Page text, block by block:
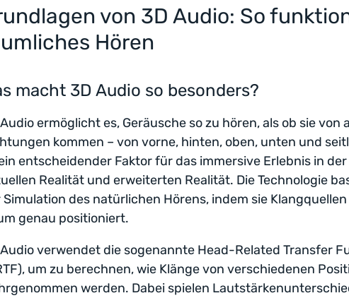
von 3D Audio: So
Hören
macht 3D Audio so besonders?
ermöglicht es, Geräusche so zu hören, als ob sie von
kommen – von vorne, hinten, oben, unten und
entscheidender Faktor für das immersive Erlebnis in der
Realität und erweiterten Realität. Die Technologie
Simulation des natürlichen Hörens, indem sie Klangquellen
genau positioniert.
verwendet die sogenannte Head-Related Transfer
um zu berechnen, wie Klänge von verschiedenen
werden. Dabei spielen